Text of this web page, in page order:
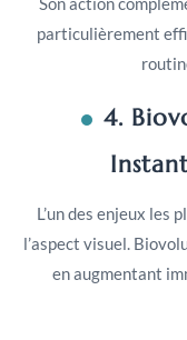
particulièrement
4.
L’un des enjeux les
l’aspect visuel.
en augmentant